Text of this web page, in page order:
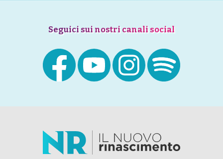
Seguici sui nostri canali social